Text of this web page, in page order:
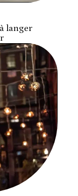
langer